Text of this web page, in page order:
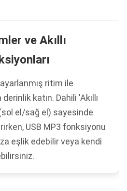
ve Akıllı
ritim ile
katın. Dahili 'Akıllı
el/sağ el) sayesinde
USB MP3 fonksiyonu
eşlik edebilir veya kendi